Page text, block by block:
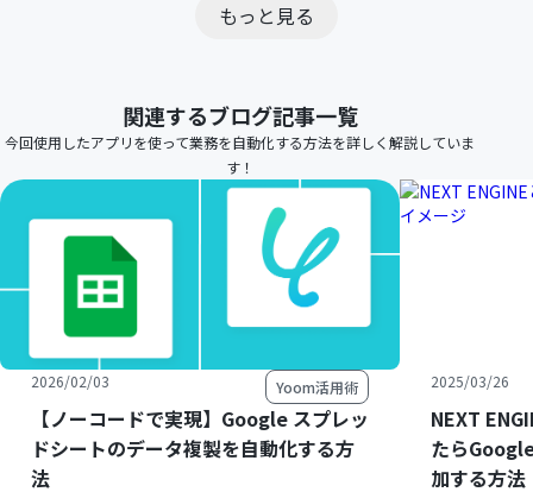
もっと見る
関連するブログ記事一覧
今回使用したアプリを使って業務を自動化する方法を詳しく解説していま
す！
2026/02/03 Yoom活用術
【ノーコードで実現】Google スプレッ
ドシートのデータ複製を自動化する方
法
2025/03/26
NEXT
たら
加する方法